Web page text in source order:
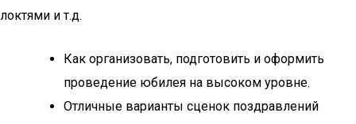
локтями и т.д.
Как организовать, подготовить и оформить
проведение юбилея на высоком уровне.
Отличные варианты сценок поздравлений